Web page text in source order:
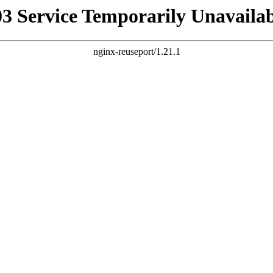
Service Temporarily
nginx-reuseport/1.21.1